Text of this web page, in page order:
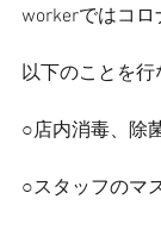
workerではコ
以下のことを行
○店内消毒、除
○スタッフのマ